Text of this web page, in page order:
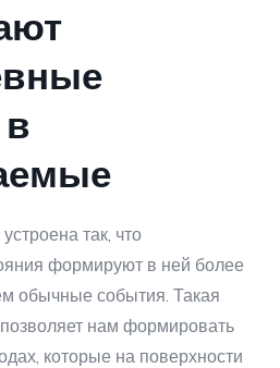
так, что
формируют в ней более
обычные события. Такая
нам формировать
которые на поверхности